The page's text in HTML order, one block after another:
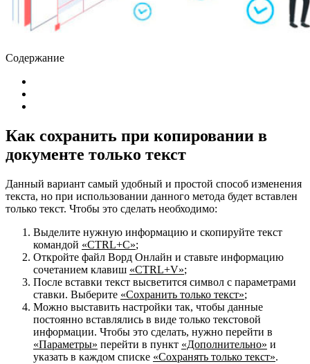
Содержание
Как сохранить при копировании в
документе только текст
Данный вариант самый удобный и простой способ изменения
текста, но при использовании данного метода будет вставлен
только текст. Чтобы это сделать необходимо:
Выделите нужную информацию и скопируйте текст
командой «CTRL+C»;
Откройте файл Ворд Онлайн и ставьте информацию
сочетанием клавиш «CTRL+V»;
После вставки текст высветится символ с параметрами
ставки. Выберите «Сохранить только текст»;
Можно выставить настройки так, чтобы данные
постоянно вставлялись в виде только текстовой
информации. Чтобы это сделать, нужно перейти в
«Параметры» перейти в пункт «Дополнительно» и
указать в каждом списке «Сохранять только текст».